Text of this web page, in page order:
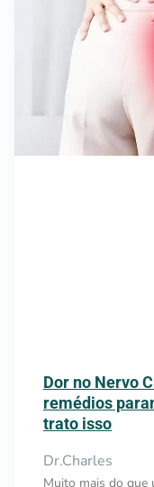
Dor no Nervo
remédios
trato isso
Dr.Charles
Muito mais do que